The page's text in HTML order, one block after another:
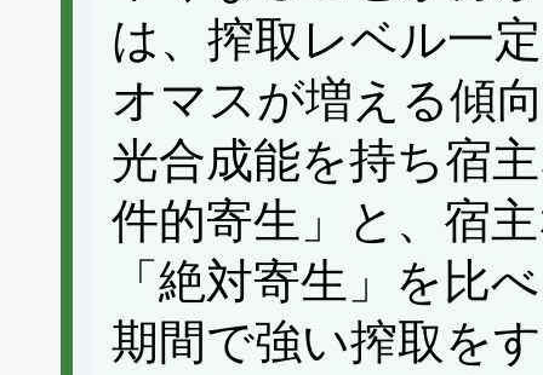
は、搾取レベル一
オマスが増える傾
光合成能を持ち宿
件的寄生」と、宿
「絶対寄生」を比
期間で強い搾取を